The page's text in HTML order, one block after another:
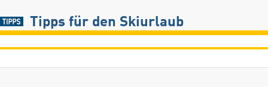
Tipps für den Skiurlaub